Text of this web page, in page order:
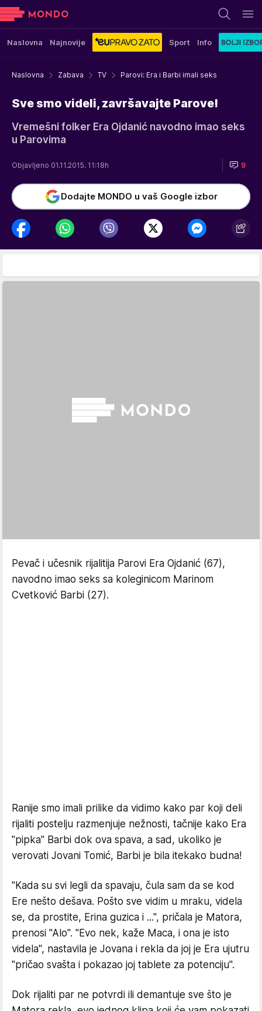
Naslovna Najnovije Sport Info
Naslovna Zabava TV Parovi: Era i Barbi imali seks
Sve smo videli, završavajte Parove!
Vremešni folker Era Ojdanić navodno imao seks
u Parovima
Objavljeno 01.11.2015. 11:18h 9
Dodajte MONDO u vaš Google izbor
Pevač i učesnik rijalitija Parovi Era Ojdanić (67),
navodno imao seks sa koleginicom Marinom
Cvetković Barbi (27).
Ranije smo imali prilike da vidimo kako par koji deli
rijaliti postelju razmenjuje nežnosti, tačnije kako Era
"pipka" Barbi dok ova spava, a sad, ukoliko je
verovati Jovani Tomić, Barbi je bila itekako budna!
"Kada su svi legli da spavaju, čula sam da se kod
Ere nešto dešava. Pošto sve vidim u mraku, videla
se, da prostite, Erina guzica i ...", pričala je Matora,
prenosi "Alo". "Evo nek, kaže Maca, i ona je isto
videla", nastavila je Jovana i rekla da joj je Era ujutru
"pričao svašta i pokazao joj tablete za potenciju".
Dok rijaliti par ne potvrdi ili demantuje sve što je